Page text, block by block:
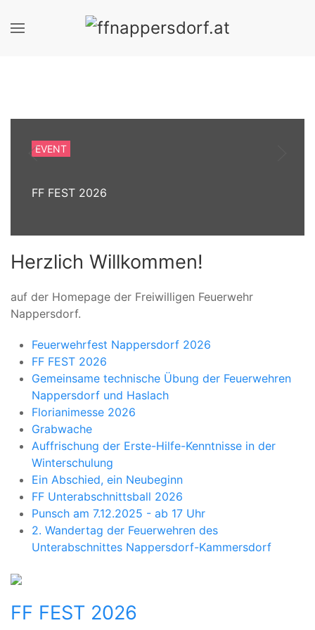
EVENT
FF FEST 2026
Herzlich Willkommen!
auf der Homepage der Freiwilligen Feuerwehr
Nappersdorf.
Feuerwehrfest Nappersdorf 2026
FF FEST 2026
Gemeinsame technische Übung der Feuerwehren
Nappersdorf und Haslach
Florianimesse 2026
Grabwache
Auffrischung der Erste-Hilfe-Kenntnisse in der
Winterschulung
Ein Abschied, ein Neubeginn
FF Unterabschnittsball 2026
Punsch am 7.12.2025 - ab 17 Uhr
2. Wandertag der Feuerwehren des
Unterabschnittes Nappersdorf-Kammersdorf
FF FEST 2026